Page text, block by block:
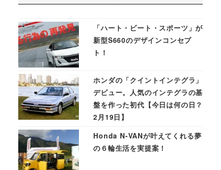
「ハート・ビート・スポーツ」が
新型S660のデザインコンセプ
ト！
ホンダの「クイントインテグラ」
デビュー。人気のインテグラの基
盤を作った初代【今日は何の日？
2月19日】
Honda N-VANが叶えてくれる夢
の６輪生活を実提案！